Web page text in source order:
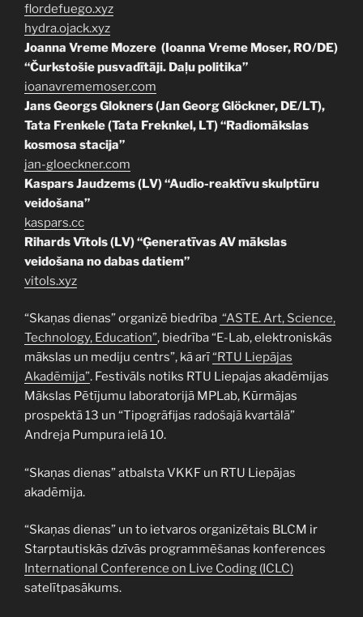
flordefuego.xyz
hydra.ojack.xyz
Joanna Vreme Mozere (Ioanna Vreme Moser, RO/DE)
“Čurkstošie pusvadītāji. Daļu politika”
ioanavrememoser.com
Jans Georgs Glokners (Jan Georg Glöckner, DE/LT),
Tata Frenkele (Tata Freknkel, LT) “Radiomākslas
kosmosa stacija”
jan-gloeckner.com
Kaspars Jaudzems (LV) “Audio-reaktīvu skulptūru
veidošana”
kaspars.cc
Rihards Vītols (LV) “Ģeneratīvas AV mākslas
veidošana no dabas datiem”
vitols.xyz
“Skaņas dienas” organizē biedrība “ASTE. Art, Science,
Technology, Education”, biedrība “E-Lab, elektroniskās
mākslas un mediju centrs”, kā arī“RTU Liepājas
Akadēmija”. Festivāls notiks RTU Liepajas akadēmijas
Mākslas Pētījumu laboratorijā MPLab, Kūrmājas
prospektā 13 un “Tipogrāfijas radošajā kvartālā”
Andreja Pumpura ielā 10.
“Skaņas dienas” atbalsta VKKF un RTU Liepājas
akadēmija.
“Skaņas dienas” un to ietvaros organizētais BLCM ir
Starptautiskās dzīvās programmēšanas konferences
International Conference on Live Coding (ICLC)
satelītpasākums.